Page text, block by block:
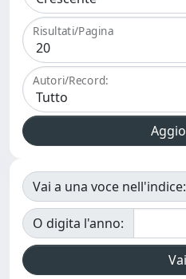
Risultati/Pagina
Autori/Record:
Vai a una voce nell'indice:
O digita l'anno: